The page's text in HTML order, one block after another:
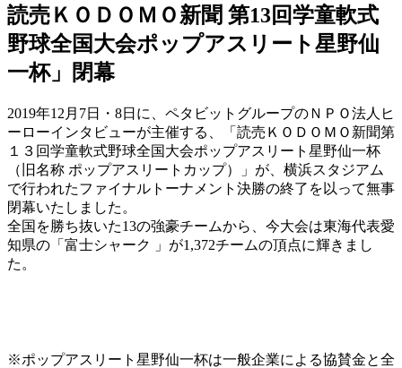
読売ＫＯＤＯＭＯ新聞 第13回学童軟式
野球全国大会ポップアスリート星野仙
一杯」閉幕
2019年12月7日・8日に、ペタビットグループのＮＰＯ法人ヒ
ーローインタビューが主催する、「読売ＫＯＤＯＭＯ新聞第
１３回学童軟式野球全国大会ポップアスリート星野仙一杯
（旧名称 ポップアスリートカップ）」が、横浜スタジアム
で行われたファイナルトーナメント決勝の終了を以って無事
閉幕いたしました。
全国を勝ち抜いた13の強豪チームから、今大会は東海代表愛
知県の「富士シャーク 」が1,372チームの頂点に輝きまし
た。
※ポップアスリート星野仙一杯は一般企業による協賛金と全